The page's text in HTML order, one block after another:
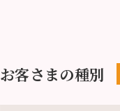
お客さまの種別